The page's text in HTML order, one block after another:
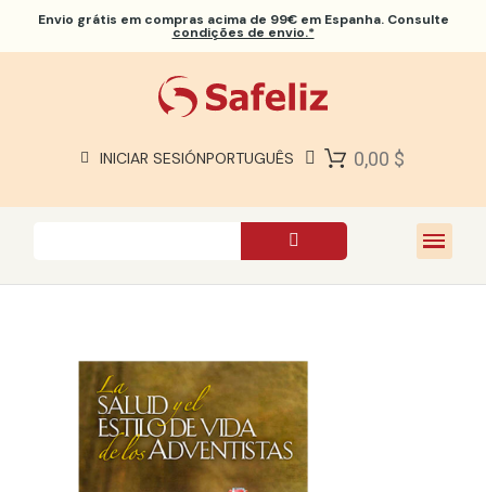
Envio grátis em compras acima de 99€ em Espanha. Consulte
condições de envio.*
INICIAR SESIÓNPORTUGUÊS 0,00 $
SOBRE NÓS